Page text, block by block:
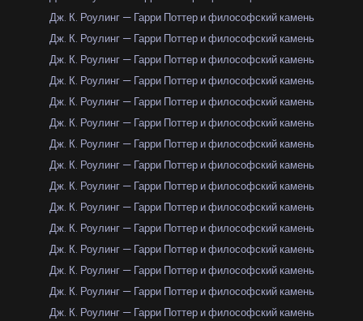
Дж. К. Роулинг — Гарри Поттер и философский камень
Дж. К. Роулинг — Гарри Поттер и философский камень
Дж. К. Роулинг — Гарри Поттер и философский камень
Дж. К. Роулинг — Гарри Поттер и философский камень
Дж. К. Роулинг — Гарри Поттер и философский камень
Дж. К. Роулинг — Гарри Поттер и философский камень
Дж. К. Роулинг — Гарри Поттер и философский камень
Дж. К. Роулинг — Гарри Поттер и философский камень
Дж. К. Роулинг — Гарри Поттер и философский камень
Дж. К. Роулинг — Гарри Поттер и философский камень
Дж. К. Роулинг — Гарри Поттер и философский камень
Дж. К. Роулинг — Гарри Поттер и философский камень
Дж. К. Роулинг — Гарри Поттер и философский камень
Дж. К. Роулинг — Гарри Поттер и философский камень
Дж. К. Роулинг — Гарри Поттер и философский камень